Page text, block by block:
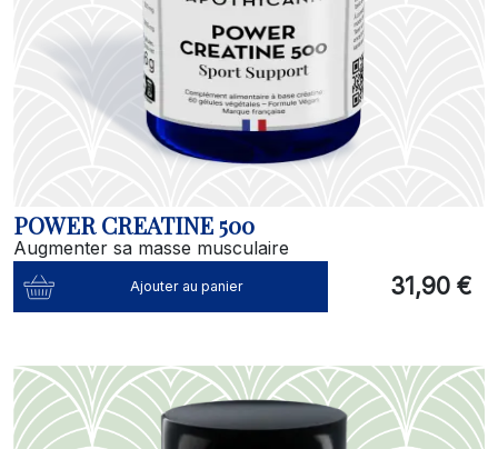
POWER CREATINE 500
Augmenter sa masse musculaire
Ajouter au panier 31,90 €